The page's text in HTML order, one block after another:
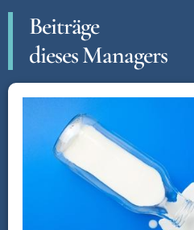
Beiträge
dieses Managers